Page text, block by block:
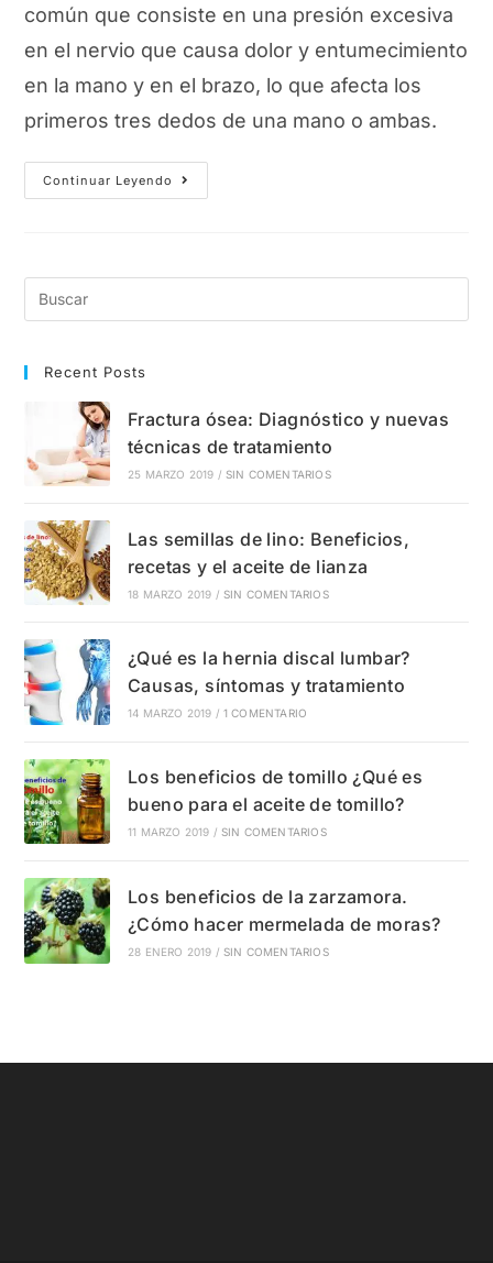
común que consiste en una presión excesiva
en el nervio que causa dolor y entumecimiento
en la mano y en el brazo, lo que afecta los
primeros tres dedos de una mano o ambas.
Continuar Leyendo
¿Qué
Es
Y
Recent Posts
Fractura ósea: Diagnóstico y nuevas
técnicas de tratamiento
25 MARZO 2019 / SIN COMENTARIOS
Las semillas de lino: Beneficios,
recetas y el aceite de lianza
18 MARZO 2019 / SIN COMENTARIOS
¿Qué es la hernia discal lumbar?
Causas, síntomas y tratamiento
14 MARZO 2019 / 1 COMENTARIO
Los beneficios de tomillo ¿Qué es
bueno para el aceite de tomillo?
11 MARZO 2019 / SIN COMENTARIOS
Los beneficios de la zarzamora.
¿Cómo hacer mermelada de moras?
28 ENERO 2019 / SIN COMENTARIOS